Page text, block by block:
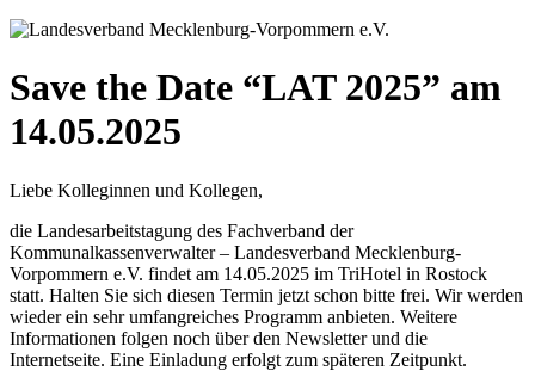
Save the Date “LAT 2025” am
14.05.2025
Liebe Kolleginnen und Kollegen,
die Landesarbeitstagung des Fachverband der
Kommunalkassenverwalter – Landesverband Mecklenburg-
Vorpommern e.V. findet am 14.05.2025 im TriHotel in Rostock
statt. Halten Sie sich diesen Termin jetzt schon bitte frei. Wir werden
wieder ein sehr umfangreiches Programm anbieten. Weitere
Informationen folgen noch über den Newsletter und die
Internetseite. Eine Einladung erfolgt zum späteren Zeitpunkt.